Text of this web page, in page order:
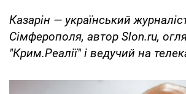
Казарін — український
Сімферополя, автор Slon.ru,
"Крим.Реалії" і ведучий на